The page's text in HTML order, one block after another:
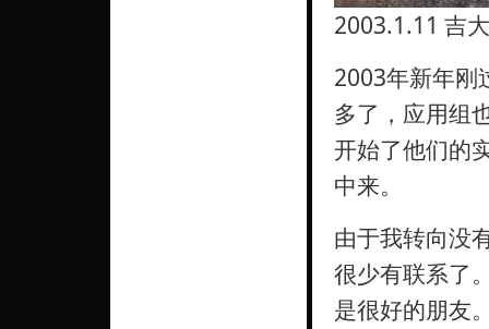
2003.1.11 吉
2003年新年刚
多了，应用组
开始了他们的
中来。
由于我转向没
很少有联系了
是很好的朋友